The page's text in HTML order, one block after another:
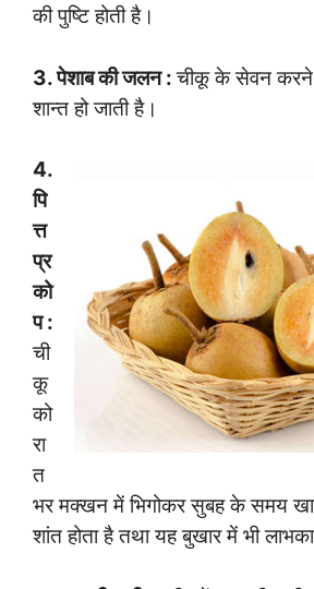
की पुष्टि होती है।
3. पेशाब की जलन :चीकू के सेवन
शान्त हो जाती है।
4.
पि
त्त
प्र
को
प :
ची
कू
को
रा
त
भर मक्खन में भिगोकर सुबह के समय
शांत होता है तथा यह बुखार में भी